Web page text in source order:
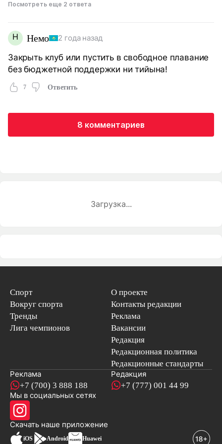
Посмотреть еще 2 ответа
Н Немо 2 года назад
Закрыть клуб или пустить в свободное плавание
без бюджетной поддержки ни тийына!
7 Ответить
8 комментариев
Загрузка...
Спорт
Вокруг спорта
Тренды
Лига чемпионов
О проекте
Контакты редакции
Реклама
Вакансии
Редакция
Редакционная политика
Редакционные стандарты
Реклама
+7 (700) 3 888 188
Редакция
+7 (777) 001 44 99
Мы в социальных сетях
Скачать наше приложениеновостей
iOS Android Huawei